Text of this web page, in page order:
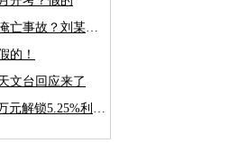
沈阳长白附近发生淹亡事故？刘某因发布不实信息被罚
的！
文台回应来了
四大行提示“存100万元解锁5.25%利息”不实